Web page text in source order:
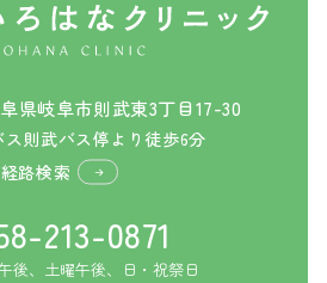
県岐阜市則武東3丁目17-30
ス則武バス停より徒歩6分
経路検索
213-0871
後、土曜午後、日・祝祭日